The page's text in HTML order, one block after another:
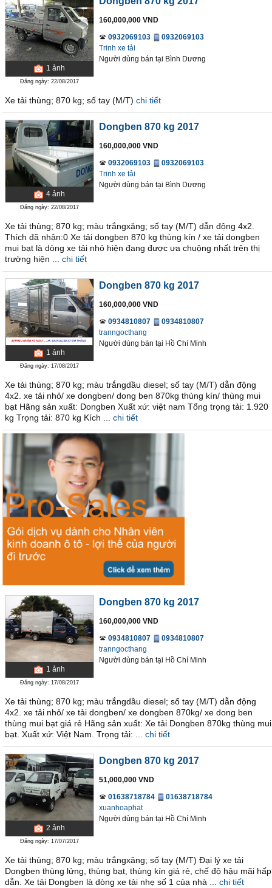
1 ảnh
Đăng ngày: 22/08/2017
160,000,000 VND
0932069103
0932069103
Trinh xe tải
Người dùng bán tại Bình Dương
Xe tải thùng; 870 kg; số tay (M/T) chi tiết
4 ảnh
Đăng ngày: 22/08/2017
Dongben 870 kg 2017
160,000,000 VND
0932069103
0932069103
Trinh xe tải
Người dùng bán tại Bình Dương
Xe tải thùng; 870 kg; màu trắngxăng; số tay (M/T) dẫn động 4x2.
Thích đã nhận:0 Xe tải dongben 870 kg thùng kín / xe tải dongben
mui bạt là dòng xe tải nhỏ hiện đang được ưa chuộng nhất trên thị
trường hiện ...
chi tiết
1 ảnh
Đăng ngày: 17/08/2017
Dongben 870 kg 2017
160,000,000 VND
0934810807
0934810807
tranngocthang
Người dùng bán tại Hồ Chí Minh
Xe tải thùng; 870 kg; màu trắngdầu diesel; số tay (M/T) dẫn động
4x2. xe tải nhỏ/ xe dongben/ dong ben 870kg thùng kín/ thùng mui
bạt Hãng sản xuất: Dongben Xuất xứ: việt nam Tổng trọng tải: 1.920
kg Trọng tải: 870 kg Kích ...
chi tiết
1 ảnh
Đăng ngày: 17/08/2017
Dongben 870 kg 2017
160,000,000 VND
0934810807
0934810807
tranngocthang
Người dùng bán tại Hồ Chí Minh
Xe tải thùng; 870 kg; màu trắngdầu diesel; số tay (M/T) dẫn động
4x2. xe tải nhỏ/ xe tải dongben/ xe dongben 870kg/ xe dong ben
thùng mui bạt giá rẻ Hãng sản xuất: Xe tải Dongben 870kg thùng mui
bạt. Xuất xứ: Việt Nam. Trọng tải: ...
chi tiết
2 ảnh
Đăng ngày: 17/07/2017
Dongben 870 kg 2017
51,000,000 VND
01638718784
01638718784
xuanhoaphat
Người dùng bán tại Hồ Chí Minh
Xe tải thùng; 870 kg; màu trắngxăng; số tay (M/T) Đại lý xe tải
Dongben thùng lửng, thùng bạt, thùng kín giá rẻ, chế độ hậu mãi hấp
dẫn. Xe tải Dongben là dòng xe tải nhẹ số 1 của nhà ...
chi tiết